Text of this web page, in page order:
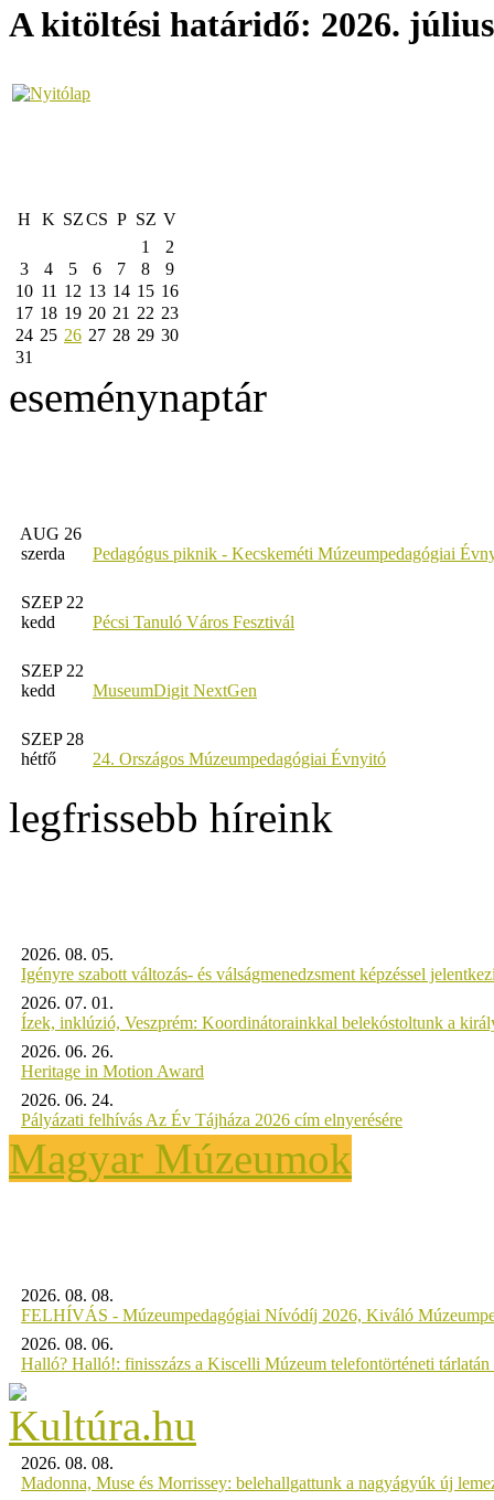
A kitöltési határidő: 2026.
H K SZCS P SZ V
1
2
3
4 5 6 7 8
9
10 11 12 13 14 15 16
17 18 19 20 21 22 23
24 25 26 27 28 29 30
31
eseménynaptár
AUG 26
szerda
Pedagógus piknik - Kecskeméti Múzeumpedagógiai
SZEP 22
kedd
Pécsi Tanuló Város Fesztivál
SZEP 22
kedd
MuseumDigit NextGen
SZEP 28
hétfő
24. Országos Múzeumpedagógiai Évnyitó
legfrissebb híreink
2026. 08. 05.
Igényre szabott változás- és válságmenedzsment képzéssel
2026. 07. 01.
Ízek, inklúzió, Veszprém: Koordinátorainkkal belekóstoltunk a
2026. 06. 26.
Heritage in Motion Award
2026. 06. 24.
Pályázati felhívás Az Év Tájháza 2026 cím elnyerésére
Magyar Múzeumok
2026. 08. 08.
FELHÍVÁS - Múzeumpedagógiai Nívódíj 2026, Kiváló
2026. 08. 06.
Halló? Halló!: finisszázs a Kiscelli Múzeum telefontörténeti tárlatán
2026. 08. 08.
Madonna, Muse és Morrissey: belehallgattunk a nagyágyúk új